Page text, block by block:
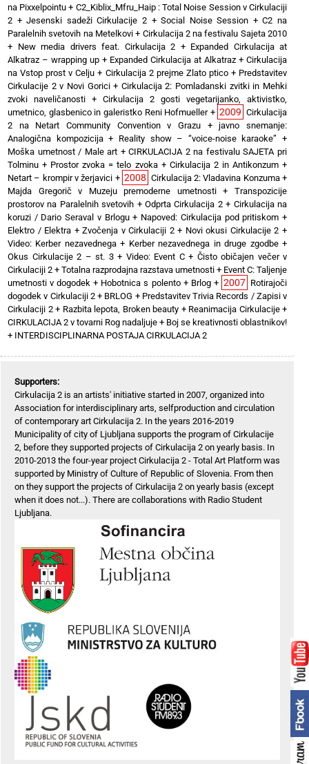
na Pixxelpointu + C2_Kiblix_Mfru_Haip : Total Noise Session v Cirkulaciji
2 +Jesenski sadeži Cirkulacije 2+Social Noise Session +C2 na
Paralelnih svetovih na Metelkovi+ Cirkulacija 2 na festivalu Sajeta 2010
+ New media drivers feat. Cirkulacija 2 + Expanded Cirkulacija at
Alkatraz – wrapping up + Expanded Cirkulacija at Alkatraz + Cirkulacija
na Vstop prost v Celju + Cirkulacija 2 prejme Zlato ptico+ Predstavitev
Cirkulacije 2 v Novi Gorici+ Cirkulacija 2: Pomladanski zvitki in Mehki
zvoki naveličanosti + Cirkulacija 2 gosti vegetarijanko, aktivistko,
umetnico, glasbenico in galeristko Reni Hofmueller+ 2009 Cirkulacija
2 na Netart Community Convention v Grazu + javno snemanje:
Analogična kompozicija+ Reality show – “voice-noise karaoke” +
Moška umetnost / Male art +CIRKULACIJA 2 na festivalu SAJETA pri
Tolminu + Prostor zvoka = telo zvoka+ Cirkulacija 2 in Antikonzum+
Netart – krompir v žerjavici + 2008 Cirkulacija 2: Vladavina Konzuma+
Majda Gregorič v Muzeju premoderne umetnosti+Transpozicije
prostorov na Paralelnih svetovih +Odprta Cirkulacija 2+ Cirkulacija na
koruzi / Dario Seraval v Brlogu+ Napoved: Cirkulacija pod pritiskom +
Elektro / Elektra +Zvočenja v Cirkulaciji 2+ Novi okusi Cirkulacije 2 +
Video: Kerber nezavednega+ Kerber nezavednega in druge zgodbe+
Okus Cirkulacije 2 – st. 3+ Video: Event C+ Čisto običajen večer v
Cirkulaciji 2 + Totalna razprodajna razstava umetnosti + Event C: Taljenje
umetnosti v dogodek + Hobotnica s polento+ Brlog+ 2007 Rotirajoči
dogodek v Cirkulaciji 2+ BRLOG + Predstavitev Trivia Records / Zapisi v
Cirkulaciji 2+ Razbita lepota, Broken beauty + Reanimacija Cirkulacije+
CIRKULACIJA 2 v tovarni Rog nadaljuje + Boj se kreativnosti oblastnikov!
+ INTERDISCIPLINARNA POSTAJA CIRKULACIJA 2
Supporters:
Cirkulacija 2 is an artists' initiative started in 2007, organized into
Association for interdisciplinary arts, selfproduction and circulation
of contemporary art Cirkulacija 2. In the years 2016-2019
Municipality of city of Ljubljana supports the program of Cirkulacije
2, before they supported projects of Cirkulacija 2 on yearly basis. In
2010-2013 the four-year project Cirkulacija 2 - Total Art Platform was
supported by Ministry of Culture of Republic of Slovenia. From then
on they support the projects of Cirkulacija 2 on yearly basis (except
when it does not...). There are collaborations with Radio Student
Ljubljana.